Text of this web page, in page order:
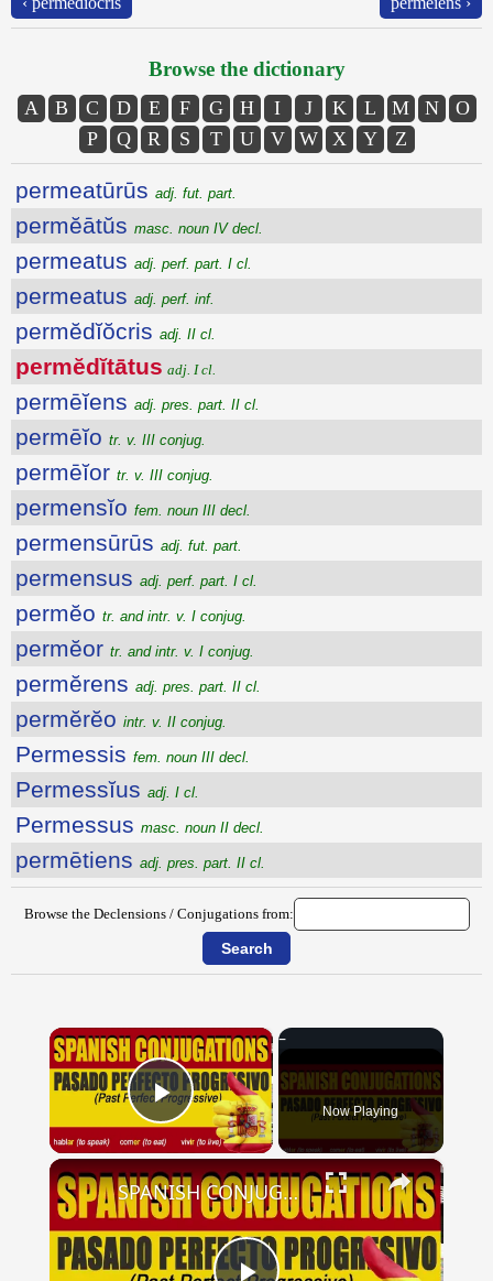
Browse the dictionary
A B C D E F G H I J K L M N
O
P
Q R S T U V W X Y Z
permeatūrūs adj. fut. part.
permĕātŭs masc. noun IV decl.
permeatus adj. perf. part. I cl.
permeatus adj. perf. inf.
permĕdĭŏcris adj. II cl.
permĕdĭtātus adj. I cl.
permēĭens adj. pres. part. II cl.
permēĭo tr. v. III conjug.
permēĭor tr. v. III conjug.
permensĭo fem. noun III decl.
permensūrūs adj. fut. part.
permensus adj. perf. part. I cl.
permĕo tr. and intr. v. I conjug.
permĕor tr. and intr. v. I conjug.
permĕrens adj. pres. part. II cl.
permĕrĕo intr. v. II conjug.
Permessis fem. noun III decl.
Permessĭus adj. I cl.
Permessus masc. noun II decl.
permētiens adj. pres. part. II cl.
Browse the Declensions / Conjugations from:
×
Play Video Now Playing
×
SPANISH CONJUGATIONS: Past Perfect Progressive (Pasado Perfecto Progresivo)